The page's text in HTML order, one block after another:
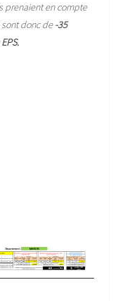
prenaient en compte
sont donc de-35